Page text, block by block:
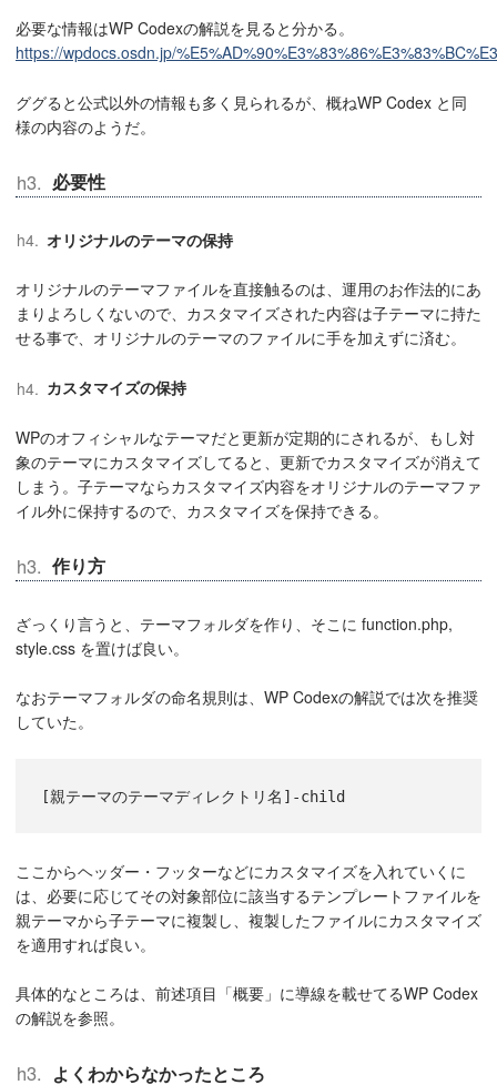
必要な情報はWP Codexの解説を見ると分かる。
https://wpdocs.osdn.jp/
ググると公式以外の情報も多く見られるが、概ねWP Codex と同
様の内容のようだ。
必要性
オリジナルのテーマの保持
オリジナルのテーマファイルを直接触るのは、運用のお作法的にあ
まりよろしくないので、カスタマイズされた内容は子テーマに持た
せる事で、オリジナルのテーマのファイルに手を加えずに済む。
カスタマイズの保持
WPのオフィシャルなテーマだと更新が定期的にされるが、もし対
象のテーマにカスタマイズしてると、更新でカスタマイズが消えて
しまう。子テーマならカスタマイズ内容をオリジナルのテーマファ
イル外に保持するので、カスタマイズを保持できる。
作り方
ざっくり言うと、テーマフォルダを作り、そこに function.php,
style.css を置けば良い。
なおテーマフォルダの命名規則は、WP Codexの解説では次を推奨
していた。
[親テーマのテーマディレクトリ名]-child
ここからヘッダー・フッターなどにカスタマイズを入れていくに
は、必要に応じてその対象部位に該当するテンプレートファイルを
親テーマから子テーマに複製し、複製したファイルにカスタマイズ
を適用すれば良い。
具体的なところは、前述項目「概要」に導線を載せてるWP Codex
の解説を参照。
よくわからなかったところ